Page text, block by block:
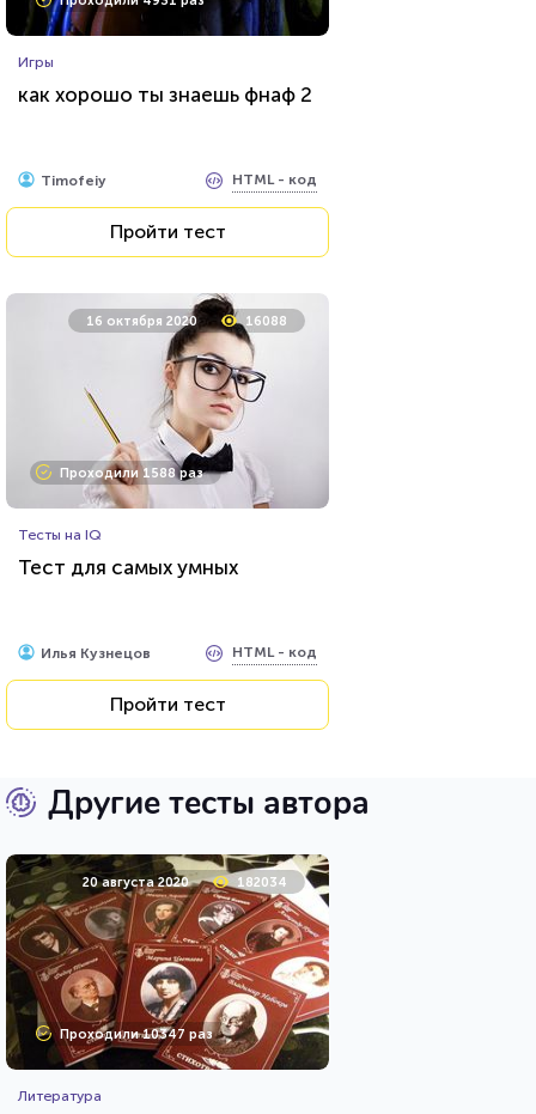
Игры
как хорошо ты знаешь фнаф 2
Timofeiy HTML - код
Пройти тест
16 октября 2020 16088
Проходили 1588 раз
Тесты на IQ
Тест для самых умных
Илья Кузнецов HTML - код
Пройти тест
Другие тесты автора
20 августа 2020 182034
Проходили 10347 раз
Литература